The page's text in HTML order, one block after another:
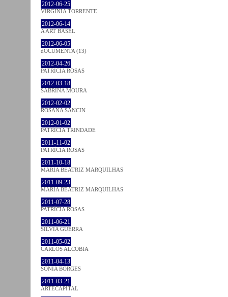
2012-06-25
VIRGINIA TORRENTE
2012-06-14
A ART BASEL
2012-06-05
dOCUMENTA (13)
2012-04-26
PATRÍCIA ROSAS
2012-03-18
SABRINA MOURA
2012-02-02
ROSANA SANCIN
2012-01-02
PATRÍCIA TRINDADE
2011-11-02
PATRÍCIA ROSAS
2011-10-18
MARIA BEATRIZ MARQUILHAS
2011-09-23
MARIA BEATRIZ MARQUILHAS
2011-07-28
PATRÍCIA ROSAS
2011-06-21
SÍLVIA GUERRA
2011-05-02
CARLOS ALCOBIA
2011-04-13
SÓNIA BORGES
2011-03-21
ARTECAPITAL